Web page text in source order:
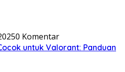
0 Komentar
untuk Valorant: Panduan